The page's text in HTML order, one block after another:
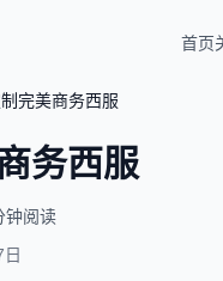
首页
完美商务西服
务西服
钟阅读